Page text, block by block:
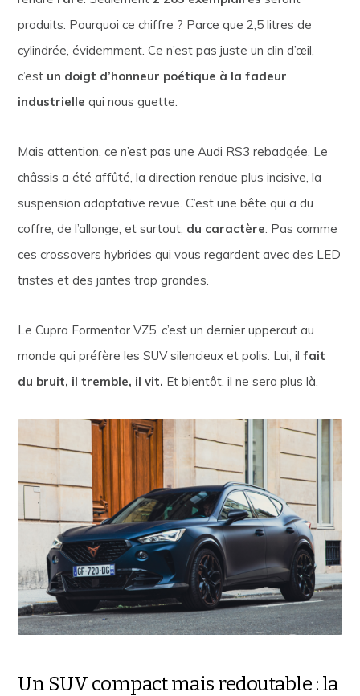
produits. Pourquoi ce chiffre ? Parce que 2,5 litres de
cylindrée, évidemment. Ce n’est pas juste un clin d’œil,
c’est un doigt d’honneur poétique à la fadeur
industrielle qui nous guette.
Mais attention, ce n’est pas une Audi RS3 rebadgée. Le
châssis a été affûté, la direction rendue plus incisive, la
suspension adaptative revue. C’est une bête qui a du
coffre, de l’allonge, et surtout, du caractère. Pas comme
ces crossovers hybrides qui vous regardent avec des LED
tristes et des jantes trop grandes.
Le Cupra Formentor VZ5, c’est un dernier uppercut au
monde qui préfère les SUV silencieux et polis. Lui, ilfait
du bruit, il tremble, il vit. Et bientôt, il ne sera plus là.
Un SUV compact mais redoutable : la